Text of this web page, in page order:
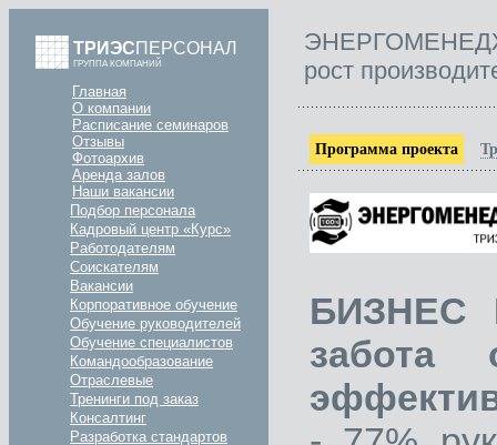
ТРИЭСПЕРСОНАЛ
ГРУППА КОМПАНИЙ
Главная
О компании
Расписание семинаров
Отзывы
Фотоархив
Аренда залов
Наши вакансии
Подбор персонала
Кадровый центр «Курс»
Работодателям
Соискателям
Вакансии
Корпоративное обучение
Обучение руководителей
Обучение специалистов
Командообразование
Отраслевые
Тренинги под заказ
Консалтинг
Разработка стандартов
рост
Программа проекта
БИЗНЕС
забота